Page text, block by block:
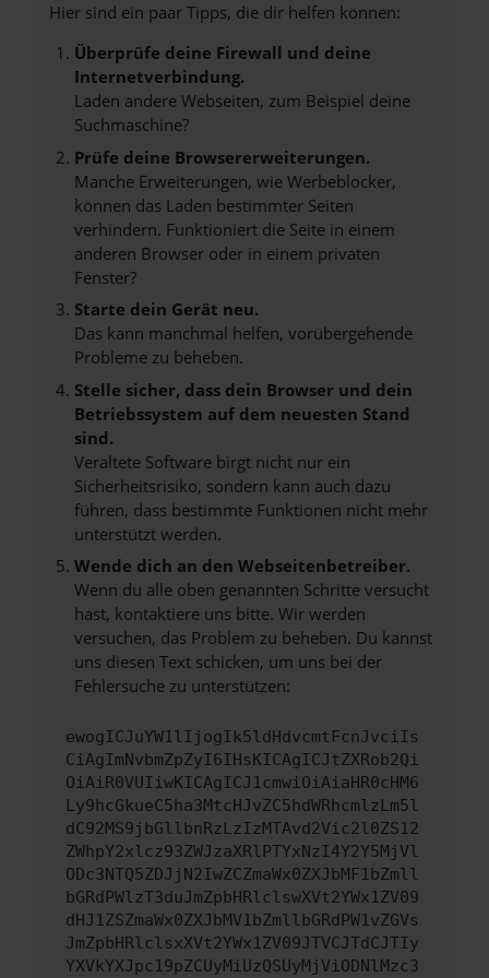
Hier sind ein paar Tipps, die dir helfen können:
Überprüfe deine Firewall und deine
Internetverbindung.
Laden andere Webseiten, zum Beispiel deine
Suchmaschine?
Prüfe deine Browsererweiterungen.
Manche Erweiterungen, wie Werbeblocker,
können das Laden bestimmter Seiten
verhindern. Funktioniert die Seite in einem
anderen Browser oder in einem privaten
Fenster?
Starte dein Gerät neu.
Das kann manchmal helfen, vorübergehende
Probleme zu beheben.
Stelle sicher, dass dein Browser und dein
Betriebssystem auf dem neuesten Stand
sind.
Veraltete Software birgt nicht nur ein
Sicherheitsrisiko, sondern kann auch dazu
führen, dass bestimmte Funktionen nicht mehr
unterstützt werden.
Wende dich an den Webseitenbetreiber.
Wenn du alle oben genannten Schritte versucht
hast, kontaktiere uns bitte. Wir werden
versuchen, das Problem zu beheben. Du kannst
uns diesen Text schicken, um uns bei der
Fehlersuche zu unterstützen:
ewogICJuYW1lIjogIk5ldHdvcmtFcnJvciIs
CiAgImNvbmZpZyI6IHsKICAgICJtZXRob2Qi
OiAiR0VUIiwKICAgICJ1cmwiOiAiaHR0cHM6
Ly9hcGkueC5ha3MtcHJvZC5hdWRhcmlzLm5l
dC92MS9jbGllbnRzLzIzMTAvd2Vic2l0ZS12
ZWhpY2xlcz93ZWJzaXRlPTYxNzI4Y2Y5MjVl
ODc3NTQ5ZDJjN2IwZCZmaWx0ZXJbMF1bZmll
bGRdPWlzT3duJmZpbHRlclswXVt2YWx1ZV09
dHJ1ZSZmaWx0ZXJbMV1bZmllbGRdPW1vZGVs
JmZpbHRlclsxXVt2YWx1ZV09JTVCJTdCJTIy
YXVkYXJpc19pZCUyMiUzQSUyMjViODNlMzc3